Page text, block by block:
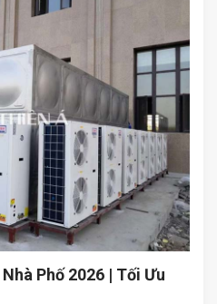
Phố 2026 | Tối Ưu